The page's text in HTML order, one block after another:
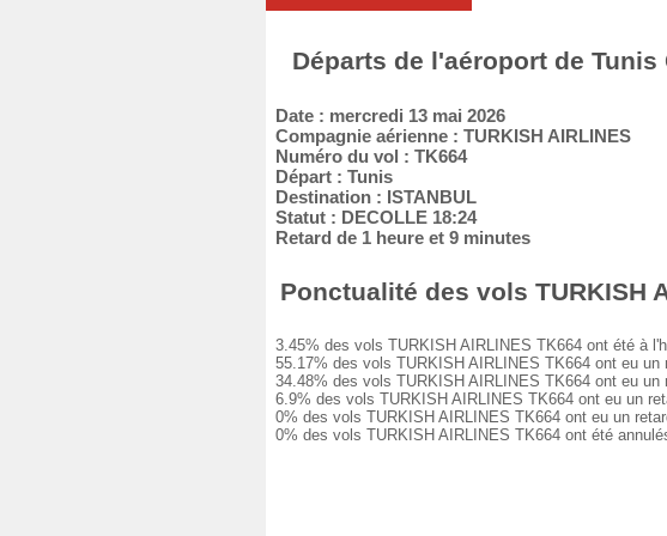
Départs de l'aéroport de
Date : mercredi 13 mai 2026
Compagnie aérienne : TURKISH AIRLINES
Numéro du vol : TK664
Départ : Tunis
Destination : ISTANBUL
Statut : DECOLLE 18:24
Retard de 1 heure et 9 minutes
Ponctualité des vols TURKISH
3.45% des vols TURKISH AIRLINES TK664 ont été à
55.17% des vols TURKISH AIRLINES TK664 ont eu
34.48% des vols TURKISH AIRLINES TK664 ont eu
6.9% des vols TURKISH AIRLINES TK664 ont eu un
0% des vols TURKISH AIRLINES TK664 ont eu un
0% des vols TURKISH AIRLINES TK664 ont été